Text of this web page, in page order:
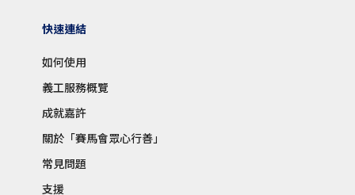
快速連結
如何使用
義工服務概覽
成就嘉許
關於「賽馬會眾心行善」
常見問題
支援